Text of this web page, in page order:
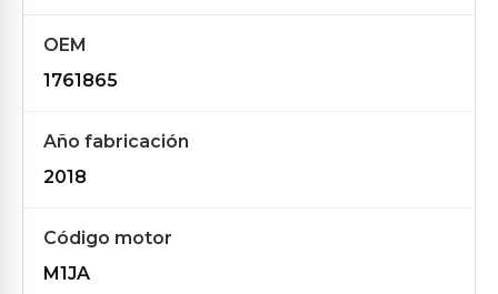
OEM
1761865
Año fabricación
2018
Código motor
M1JA